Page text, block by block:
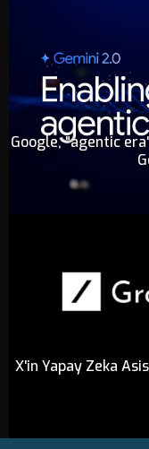
Google, "agentic
X'in Yapay Zeka